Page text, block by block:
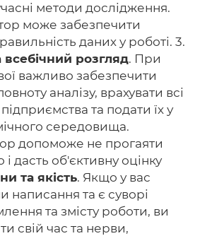
методи дослідження.
може забезпечити
даних у роботі. 3.
всебічний розгляд. При
важливо забезпечити
аналізу, врахувати всі
та подати їх у
середовища.
допоможе не прогаяти
дасть об'єктивну оцінку
та якість. Якщо у вас
написання та є суворі
та змісту роботи, ви
свій час та нерви,